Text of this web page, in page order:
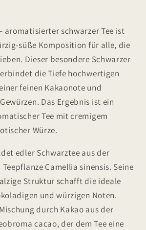
aromatisierter schwarzer Tee ist
süße Komposition für alle, die
Dieser besondere Schwarzer
die Tiefe hochwertigen
feinen Kakaonote und
Das Ergebnis ist ein
Tee mit cremigem
Würze.
edler Schwarztee aus der
Camellia sinensis. Seine
Struktur schafft die ideale
und würzigen Noten.
durch Kakao aus der
cacao, der dem Tee eine